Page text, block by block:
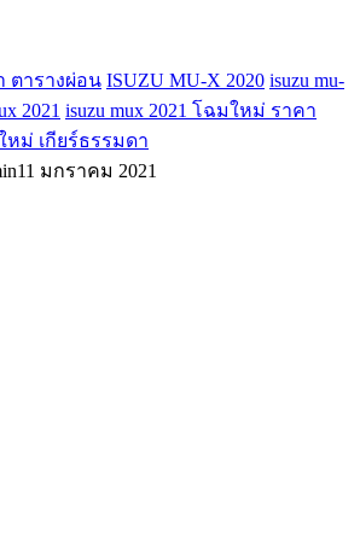
ตารางผ่อน ISUZU MU-X 2020 isuzu mu-
2021 isuzu mux 2021 โฉมใหม่ ราคา
หม่ เกียร์ธรรมดา
11 มกราคม 2021